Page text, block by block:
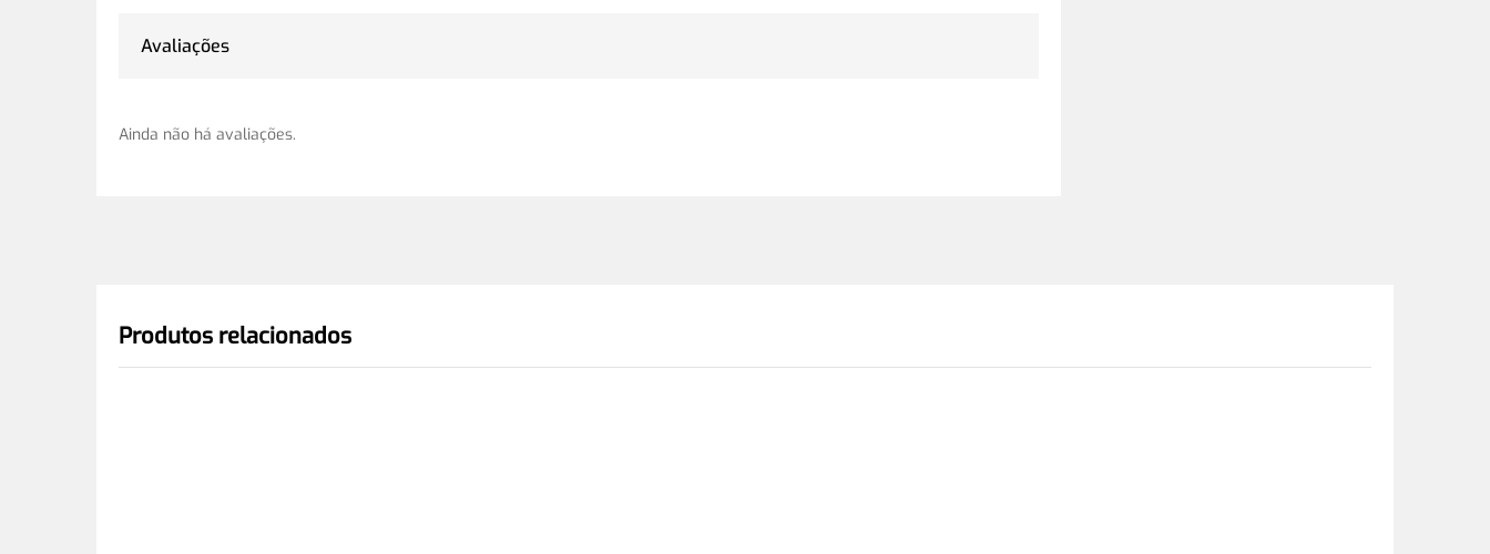
Avaliações
Ainda não há avaliações.
Produtos relacionados